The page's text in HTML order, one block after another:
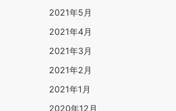
2021年5月
2021年4月
2021年3月
2021年2月
2021年1月
2020年12月